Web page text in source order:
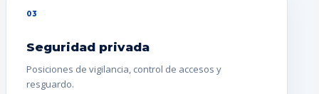
03
Seguridad privada
Posiciones de vigilancia, control de accesos y
resguardo.